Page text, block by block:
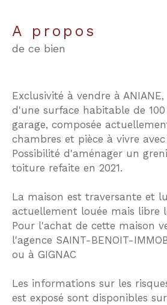
a propos
de ce bien
Exclusivité à vendre à
d'une surface habitable de 100
garage, composée
chambres et pièce à vivre
Possibilité d'aménager un
toiture refaite en 2021.
La maison est traversante et
actuellement louée mais libre
Pour l'achat de cette maison
l'agence SAINT-BENOIT-
ou à GIGNAC
Les informations sur les
est exposé sont disponibles